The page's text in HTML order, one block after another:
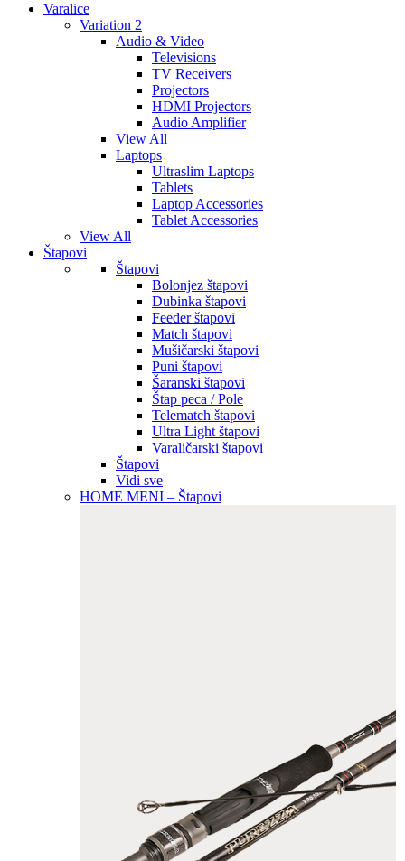
Varalice
Variation 2
Audio & Video
Televisions
TV Receivers
Projectors
HDMI Projectors
Audio Amplifier
View All
Laptops
Ultraslim Laptops
Tablets
Laptop Accessories
Tablet Accessories
View All
Štapovi
Štapovi
Bolonjez štapovi
Dubinka štapovi
Feeder štapovi
Match štapovi
Mušičarski štapovi
Puni štapovi
Šaranski štapovi
Štap peca / Pole
Telematch štapovi
Ultra Light štapovi
Varaličarski štapovi
Štapovi
Vidi sve
HOME MENI – Štapovi